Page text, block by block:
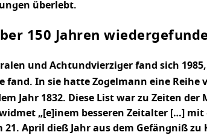
überlebt.
150 Jahren
und Achtundvierziger fand sich
fand. In sie hatte Zogelmann eine
Jahr 1832. Diese List war zu Zeiten
„[e]inem besseren Zeitalter […]
21. April dieß Jahr aus dem Gefängniß